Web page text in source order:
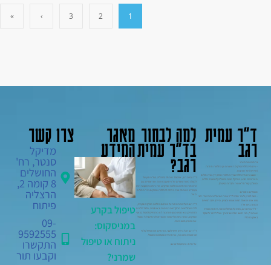
1
2
3
›
»
ד"ר עמית
רגב
בתחום מומחיותו:
– ניתוחי החלפת פרקים ראשונית וכן החלפות חוזרות
(רוויזיות) של תותבות.
– מבצע ניתוחי החלפת ברך והחלפת מפרק ירך בבית חולים
מאיר בכפר סבא, במדיקל סנטר בהרצליה (למבוטחי כללית
מושלם, קופ"ח לאומית וחברות הביטוח).
מטופלים מספרים:
– רוצה לפרגן ולומר תודה לד"ר עמית רגב על הניתוח שידי זהב
עשו אותו ושאתה רופא אנושי ומצויין. מי יתן וירבו רופאים
כמותך בישראל !
– ד"ר עמית רגב, תודה על הטיפול המסור. היחס האכפתי
שנתת לי, והכי חשוב תודה שבזכותך אוכל לחזור ולתפקד
באופן נורמלי !
למה לבחור
בד"ר עמית
רגב?
ד"ר עמית רגב, אורטופד מומחה בהרצליה, בעל ניסיון של
למעלה משני עשורים של ניסיון בכירורגיה אורתופדית, עם
התמחות מיוחדת בהחלפת מפרקים. את ניסיונו המקצועי רכש
בעבודתו כמומחה בכיר ביחידה להחלפת מפרקים בבית החולים
מאיר.
ד"ר רגב השלים התמחות-על בתחום החלפת מפרקים בקנדה,
לצד השתלמויות מתקדמות בגרמניה ובאוסטריה. מלבד הליכים
כירורגיים, הוא מציע מגוון פתרונות לא ניתוחיים לטיפול בכאבי
מפרקים, מתוך גישה הוליסטית שמטרתה להתאים לכל מטופל
את הפתרון הטוב ביותר.
ד"ר רגב דוגל ביחס אישי ולבבי, ומתאים את הטיפול על פי
ההיסטוריה הרפואית, אורח החיים והעדפות המטופל.
אל תדחו את הטיפול בכאב.
מאגר
המידע
טיפול בקרע
במניסקוס:
ניתוח או טיפול
שמרני?
צרו קשר
מדיקל
סנטר, רח'
החושלים
8 קומה 2,
הרצליה
פיתוח
09-
9592555
התקשרו
וקבעו תור